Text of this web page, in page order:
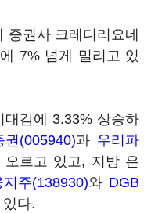
증권사 크레디리요네
7% 넘게 밀리고 있
대감에 3.33% 상승하
권(005940)과 우리파
르고 있고, 지방 은
지주(138930)와 DGB
다.